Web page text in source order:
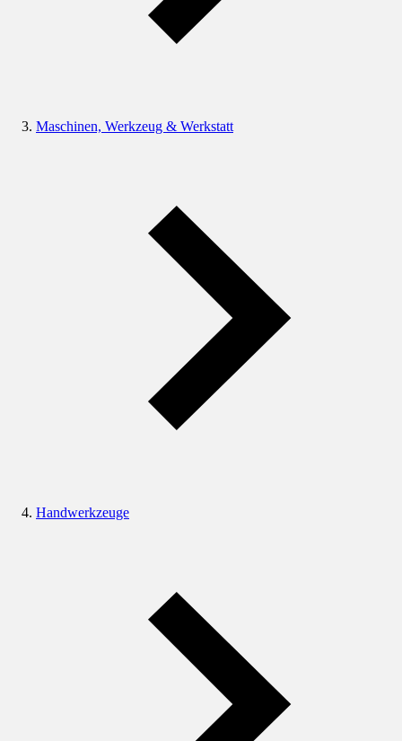
Maschinen, Werkzeug & Werkstatt
Handwerkzeuge